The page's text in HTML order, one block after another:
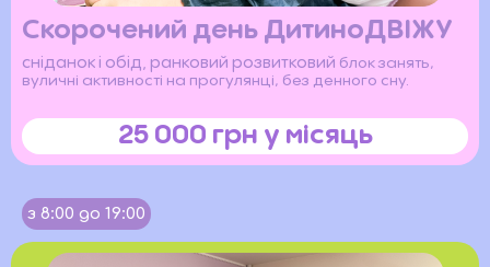
Скорочений день ДитиноДВІЖУ
сніданок і обід, ранковий розвитковий блок занять,
вуличні активності на прогулянці, без денного сну.
25 000 грн у місяць
з 8:00 до 19:00